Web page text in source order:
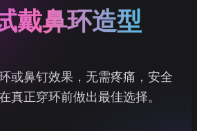
戴鼻环造型
或鼻钉效果，无需疼痛，安全
真正穿环前做出最佳选择。